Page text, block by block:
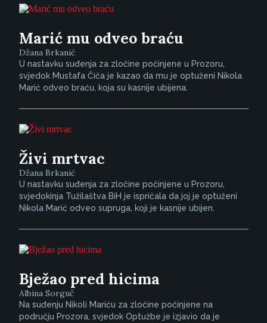
Marić mu odveo braću
Džana Brkanić
U nastavku suđenja za zločine počinjene u Prozoru,
svjedok Mustafa Čiča je kazao da mu je optuženi Nikola
Marić odveo braću, koja su kasnije ubijena.
Živi mrtvac
Džana Brkanić
U nastavku suđenja za zločine počinjene u Prozoru,
svjedokinja Tužilaštva BiH je ispričala da joj je optuženi
Nikola Marić odveo supruga, koji je kasnije ubijen.
Bježao pred hicima
Albina Sorguč
Na suđenju Nikoli Mariću za zločine počinjene na
području Prozora, svjedok Optužbe je izjavio da je